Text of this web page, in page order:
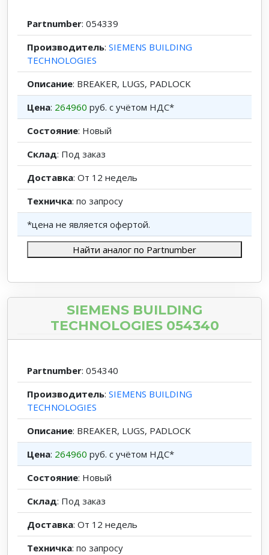
Partnumber: 054339
Производитель: SIEMENS BUILDING
TECHNOLOGIES
Описание: BREAKER, LUGS, PADLOCK
Цена: 264960 руб. с учётом НДС*
Состояние: Новый
Склад: Под заказ
Доставка: От 12 недель
Техничка: по запросу
*цена не является офертой.
Найти аналог по Partnumber
SIEMENS BUILDING
TECHNOLOGIES 054340
Partnumber: 054340
Производитель: SIEMENS BUILDING
TECHNOLOGIES
Описание: BREAKER, LUGS, PADLOCK
Цена: 264960 руб. с учётом НДС*
Состояние: Новый
Склад: Под заказ
Доставка: От 12 недель
Техничка: по запросу